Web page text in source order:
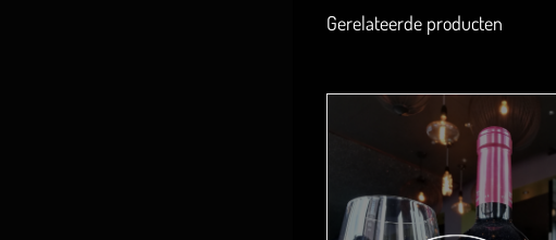
Gerelateerde producten